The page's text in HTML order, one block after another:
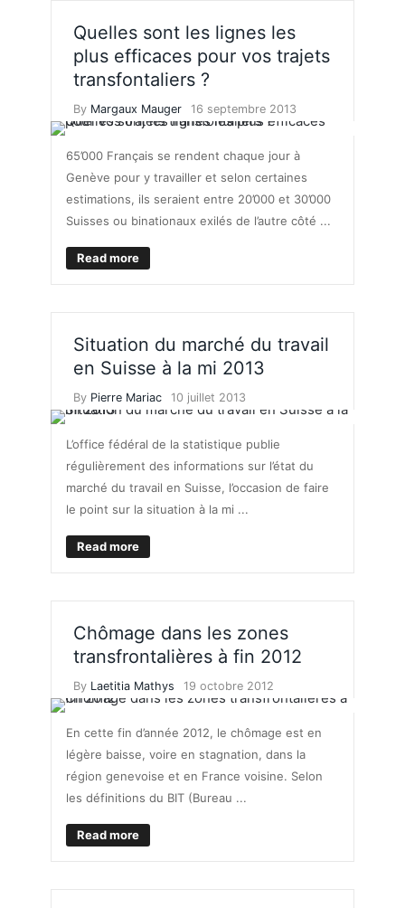
Quelles sont les lignes les
plus efficaces pour vos trajets
transfontaliers ?
By Margaux Mauger 16 septembre 2013
65’000 Français se rendent chaque jour à
Genève pour y travailler et selon certaines
estimations, ils seraient entre 20’000 et 30’000
Suisses ou binationaux exilés de l’autre côté ...
Read more
Situation du marché du travail
en Suisse à la mi 2013
By Pierre Mariac 10 juillet 2013
L’office fédéral de la statistique publie
régulièrement des informations sur l’état du
marché du travail en Suisse, l’occasion de faire
le point sur la situation à la mi ...
Read more
Chômage dans les zones
transfrontalières à fin 2012
By Laetitia Mathys 19 octobre 2012
En cette fin d’année 2012, le chômage est en
légère baisse, voire en stagnation, dans la
région genevoise et en France voisine. Selon
les définitions du BIT (Bureau ...
Read more